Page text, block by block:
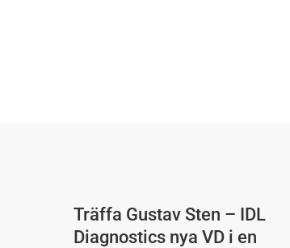
Träffa Gustav Sten – IDL
Diagnostics nya VD i en